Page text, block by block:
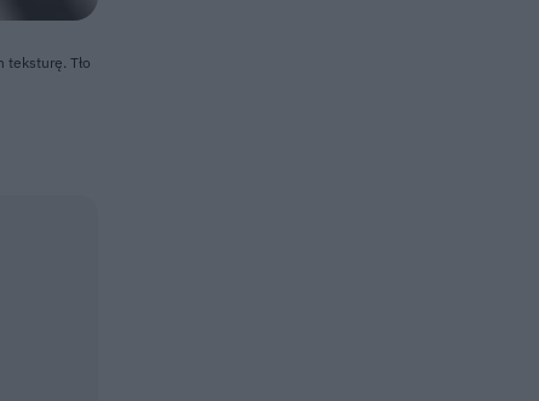
teksturę. Tło